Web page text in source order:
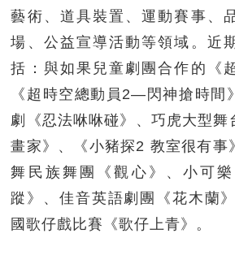
藝術、道具裝置、運動賽事、
場、公益宣導活動等領域。近
括：與如果兒童劇團合作的《
《超時空總動員2—閃神搶時間
劇《忍法咻咻碰》、巧虎大型舞
畫家》、《小豬探2 教室很有事
舞民族舞團《觀心》、小可
蹤》、佳音英語劇團《花木蘭
國歌仔戲比賽《歌仔上青》。